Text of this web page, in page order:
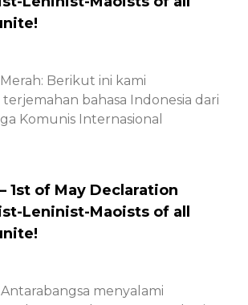
Berikut ini kami
bahasa Indonesia dari
Komunis Internasional
1st of May Declaration
Leninist-Maoists of all
menyalami